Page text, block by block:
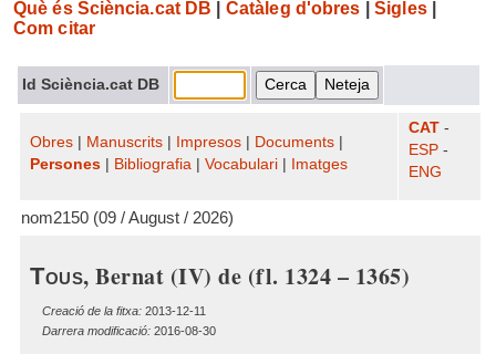
Què és Sciència.cat DB Catàleg d'obres Sigles|
Com citar
Id Sciència.cat DB
Obres Manuscrits Impresos Documents
Persones
Bibliografia Vocabulari Imatges
CAT -
ESP -
ENG
nom2150 (09 / August / 2026)
Tous, Bernat (IV) de (fl. 1324 – 1365)
Creació de la fitxa: 2013-12-11
Darrera modificació: 2016-08-30